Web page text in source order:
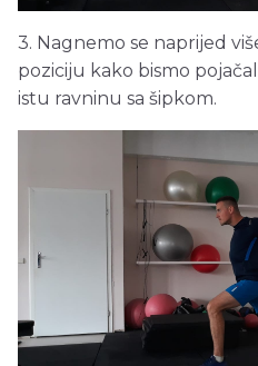
3. Nagnemo se naprijed
poziciju kako bismo
istu ravninu sa šipkom.